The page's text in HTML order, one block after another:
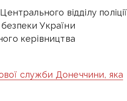
відділу поліції
України
керівництва
служби Донеччини, яка